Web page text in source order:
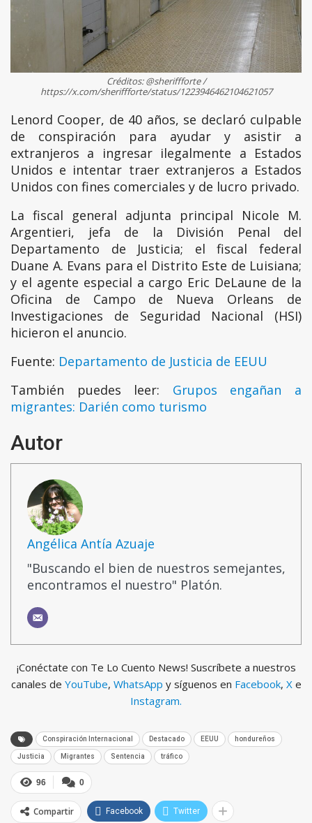
Créditos: @sheriffforte /
https://x.com/sheriffforte/status/1223946462104621057
Lenord Cooper, de 40 años, se declaró culpable
de conspiración para ayudar y asistir a
extranjeros a ingresar ilegalmente a Estados
Unidos e intentar traer extranjeros a Estados
Unidos con fines comerciales y de lucro privado.
La fiscal general adjunta principal Nicole M.
Argentieri, jefa de la División Penal del
Departamento de Justicia; el fiscal federal
Duane A. Evans para el Distrito Este de Luisiana;
y el agente especial a cargo Eric DeLaune de la
Oficina de Campo de Nueva Orleans de
Investigaciones de Seguridad Nacional (HSI)
hicieron el anuncio.
Fuente: Departamento de Justicia de EEUU
También puedes leer: Grupos engañan a
migrantes: Darién como turismo
Autor
Angélica Antía Azuaje
"Buscando el bien de nuestros semejantes,
encontramos el nuestro" Platón.
¡Conéctate con Te Lo Cuento News! Suscríbete a nuestros
canales de YouTube, WhatsApp y síguenos en Facebook, X e
Instagram.
Conspiración Internacional Destacado EEUU hondureños
Justicia Migrantes Sentencia tráfico
0
96
Compartir Facebook Twitter